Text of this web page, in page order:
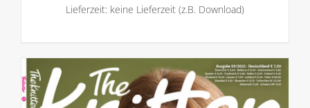
Lieferzeit: keine Lieferzeit (z.B. Download)